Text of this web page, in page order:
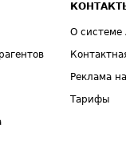
О системе
Реклама
Тарифы